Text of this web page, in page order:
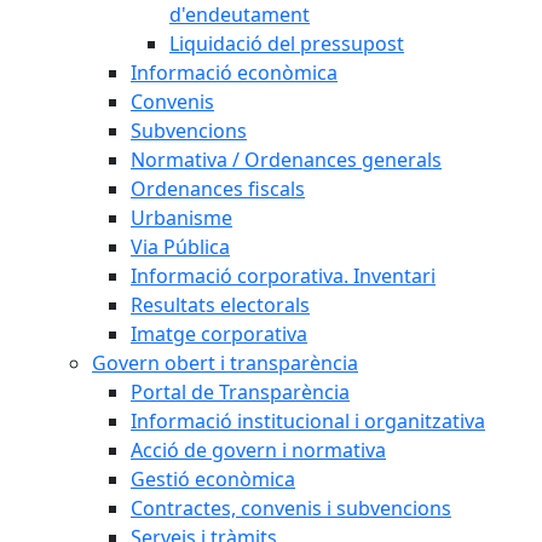
d'endeutament
Liquidació del pressupost
Informació econòmica
Convenis
Subvencions
Normativa / Ordenances generals
Ordenances fiscals
Urbanisme
Via Pública
Informació corporativa. Inventari
Resultats electorals
Imatge corporativa
Govern obert i transparència
Portal de Transparència
Informació institucional i organitzativa
Acció de govern i normativa
Gestió econòmica
Contractes, convenis i subvencions